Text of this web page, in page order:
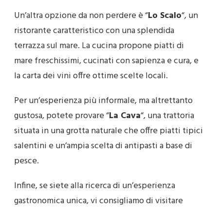
Un’altra opzione da non perdere è “Lo Scalo“, un
ristorante caratteristico con una splendida
terrazza sul mare. La cucina propone piatti di
mare freschissimi, cucinati con sapienza e cura, e
la carta dei vini offre ottime scelte locali.
Per un’esperienza più informale, ma altrettanto
gustosa, potete provare “La Cava“, una trattoria
situata in una grotta naturale che offre piatti tipici
salentini e un’ampia scelta di antipasti a base di
pesce.
Infine, se siete alla ricerca di un’esperienza
gastronomica unica, vi consigliamo di visitare